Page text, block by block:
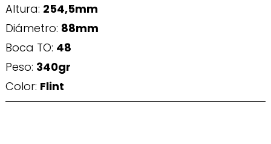
Altura: 254,5mm
Diámetro: 88mm
Boca TO: 48
Peso: 340gr
Color: Flint